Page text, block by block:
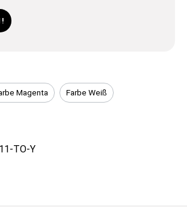
Magenta Farbe Weiß
TO-Y